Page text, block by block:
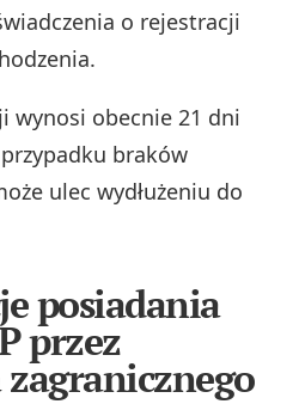
o rejestracji
wynosi obecnie 21 dni
braków
ulec wydłużeniu do
posiadania
przez